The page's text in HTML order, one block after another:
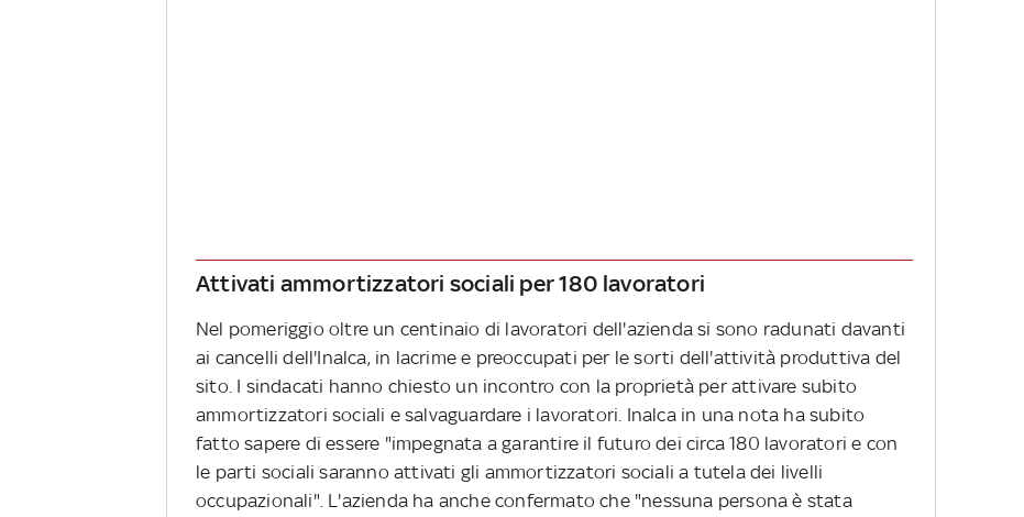
Attivati ammortizzatori sociali per 180 lavoratori
Nel pomeriggio oltre un centinaio di lavoratori dell'azienda si sono radunati davanti
ai cancelli dell'Inalca, in lacrime e preoccupati per le sorti dell'attività produttiva del
sito. I sindacati hanno chiesto un incontro con la proprietà per attivare subito
ammortizzatori sociali e salvaguardare i lavoratori. Inalca in una nota ha subito
fatto sapere di essere "impegnata a garantire il futuro dei circa 180 lavoratori e con
le parti sociali saranno attivati gli ammortizzatori sociali a tutela dei livelli
occupazionali". L'azienda ha anche confermato che "nessuna persona è stata